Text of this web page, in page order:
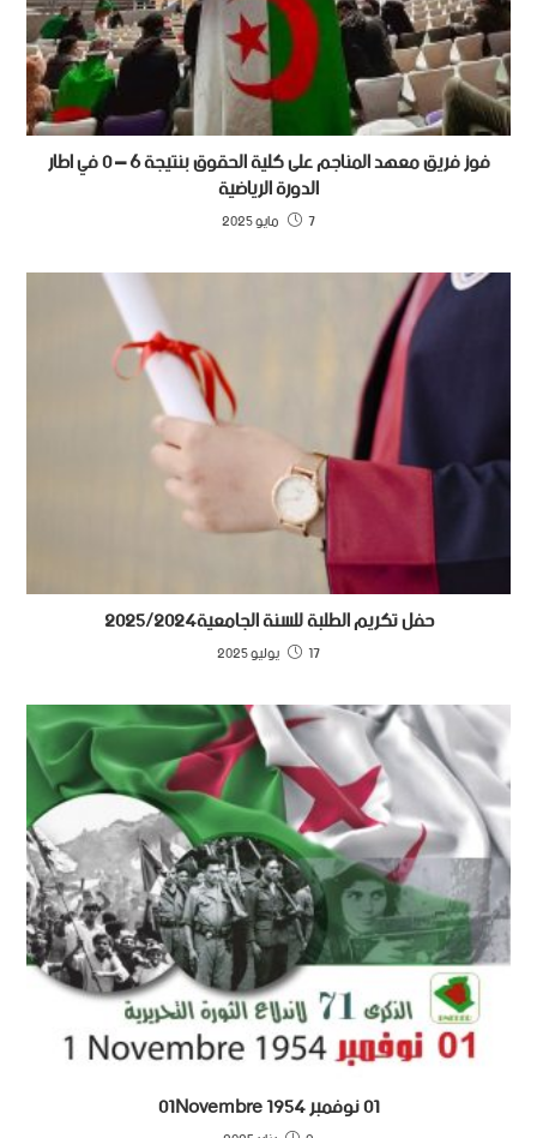
فوز فريق معهد المناجم على كلية الحقوق بنتيجة 6 – 0 في اطار
الدورة الرياضية
7 مايو 2025
حفل تكريم الطلبة للسنة الجامعية2025/2024
17 يوليو 2025
01 نوفمبر 1954 01Novembre